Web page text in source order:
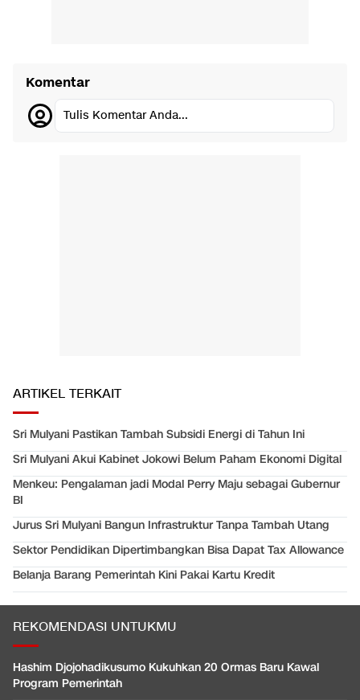
Komentar
Tulis Komentar Anda...
ARTIKEL TERKAIT
Sri Mulyani Pastikan Tambah Subsidi Energi di Tahun Ini
Sri Mulyani Akui Kabinet Jokowi Belum Paham Ekonomi Digital
Menkeu: Pengalaman jadi Modal Perry Maju sebagai Gubernur
BI
Jurus Sri Mulyani Bangun Infrastruktur Tanpa Tambah Utang
Sektor Pendidikan Dipertimbangkan Bisa Dapat Tax Allowance
Belanja Barang Pemerintah Kini Pakai Kartu Kredit
REKOMENDASI UNTUKMU
Hashim Djojohadikusumo Kukuhkan 20 Ormas Baru Kawal
Program Pemerintah